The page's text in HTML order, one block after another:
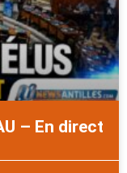
– En direct